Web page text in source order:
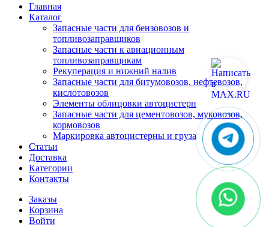
Главная
Каталог
Запасные части для бензовозов и
топливозаправщиков
Запасные части к авиационным
топливозаправщикам
Рекуперация и нижний налив
Запасные части для битумовозов, нефтевозов,
кислотовозов
Элементы облицовки автоцистерн
Запасные части для цементовозов, муковозов,
кормовозов
Маркировка автоцистерны и груза
Статьи
Доставка
Категории
Контакты
Заказы
Корзина
Войти